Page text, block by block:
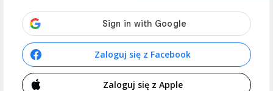
Zaloguj się z Facebook
Zaloguj się z Apple